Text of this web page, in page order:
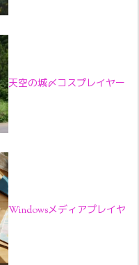
天空の城〆コスプレイヤー
Windowsメディアプレイヤ